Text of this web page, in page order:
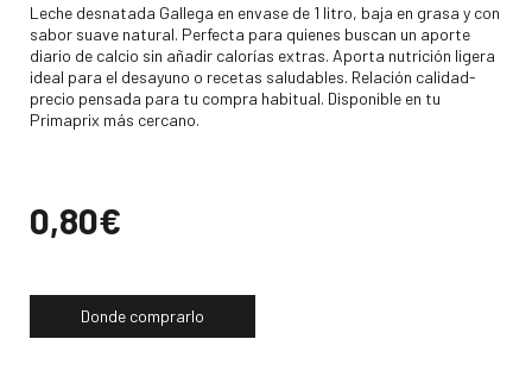
Descripción
Leche desnatada Gallega en envase de 1 litro, baja en grasa y con
sabor suave natural. Perfecta para quienes buscan un aporte
diario de calcio sin añadir calorías extras. Aporta nutrición ligera
ideal para el desayuno o recetas saludables. Relación calidad-
precio pensada para tu compra habitual. Disponible en tu
Primaprix más cercano.
Precio
0,80€
Donde comprarlo